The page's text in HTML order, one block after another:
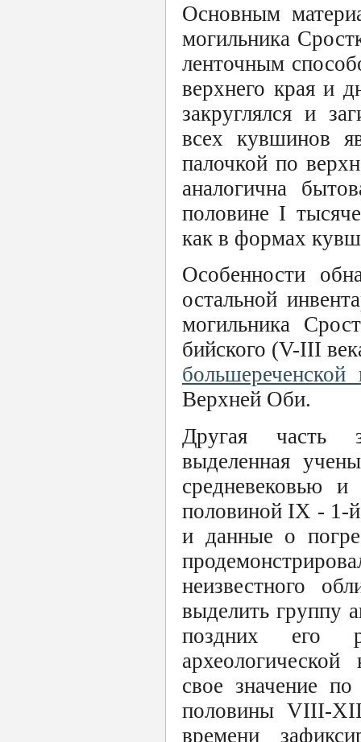
Основным
могильника
ленточным
верхнего края и
закруглялся и
всех кувшинов
палочкой по
аналогична
половине I
как в формах
Особенности
остальной
могильника
бийского (V-III
большереченской
Верхней Оби.
Другая часть
выделенная
средневековью
половиной IX - 1-
и данные о
неизвестного
выделить группу
поздних его
свое значение
половины VIII-
времени